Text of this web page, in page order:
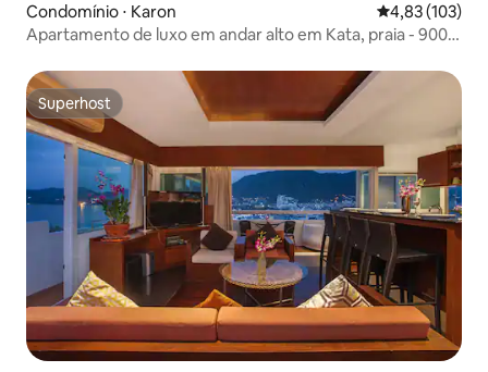
Condomínio ⋅ Karon 4,83 de uma
4,83 (103)
Apartamento de luxo em andar alto em Kata, praia - 900
Superhost
Superhost